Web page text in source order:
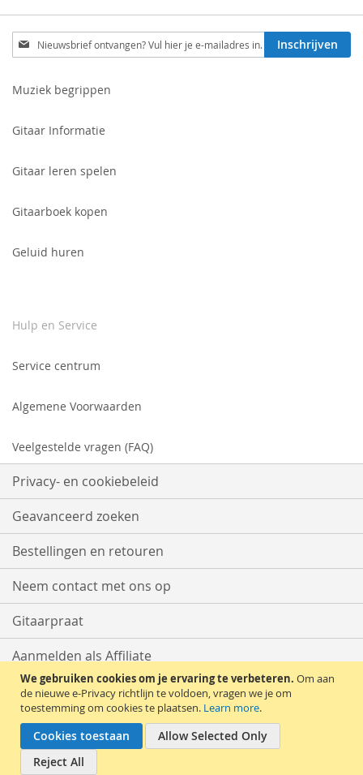
We gebruiken cookies om je ervaring te verbeteren. Om aan
de nieuwe e-Privacy richtlijn te voldoen, vragen we je om
toestemming om cookies te plaatsen. Learn more.
Cookies toestaan
Allow Selected Only
Reject All
Schrijf
je
voor
Inschrijven
Muziek begrippen
Gitaar Informatie
Gitaar leren spelen
Gitaarboek kopen
Geluid huren
Hulp en Service
Service centrum
Algemene Voorwaarden
Veelgestelde vragen (FAQ)
Privacy- en cookiebeleid
Geavanceerd zoeken
Bestellingen en retouren
Neem contact met ons op
Gitaarpraat
Aanmelden als Affiliate
Start met Verkopen